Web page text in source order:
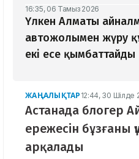
16:35, 06 Тамыз 2026
Үлкен Алматы
автожолымен жүру
екі есе қымбаттайды
ЖАҢАЛЫҚТАР 12:44, 30 Шілде
Астанада блогер
ережесін бұзғаны
арқалады